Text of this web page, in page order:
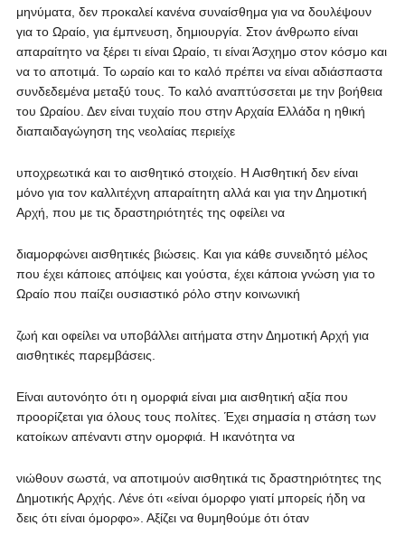
μηνύματα, δεν προκαλεί κανένα συναίσθημα για να δουλέψουν
για το Ωραίο, για έμπνευση, δημιουργία. Στον άνθρωπο είναι
απαραίτητο να ξέρει τι είναι Ωραίο, τι είναι Άσχημο στον κόσμο και
να το αποτιμά. Το ωραίο και το καλό πρέπει να είναι αδιάσπαστα
συνδεδεμένα μεταξύ τους. Το καλό αναπτύσσεται με την βοήθεια
του Ωραίου. Δεν είναι τυχαίο που στην Αρχαία Ελλάδα η ηθική
διαπαιδαγώγηση της νεολαίας περιείχε
υποχρεωτικά και το αισθητικό στοιχείο. Η Αισθητική δεν είναι
μόνο για τον καλλιτέχνη απαραίτητη αλλά και για την Δημοτική
Αρχή, που με τις δραστηριότητές της οφείλει να
διαμορφώνει αισθητικές βιώσεις. Και για κάθε συνειδητό μέλος
που έχει κάποιες απόψεις και γούστα, έχει κάποια γνώση για το
Ωραίο που παίζει ουσιαστικό ρόλο στην κοινωνική
ζωή και οφείλει να υποβάλλει αιτήματα στην Δημοτική Αρχή για
αισθητικές παρεμβάσεις.
Είναι αυτονόητο ότι η ομορφιά είναι μια αισθητική αξία που
προορίζεται για όλους τους πολίτες. Έχει σημασία η στάση των
κατοίκων απέναντι στην ομορφιά. Η ικανότητα να
νιώθουν σωστά, να αποτιμούν αισθητικά τις δραστηριότητες της
Δημοτικής Αρχής. Λένε ότι «είναι όμορφο γιατί μπορείς ήδη να
δεις ότι είναι όμορφο». Αξίζει να θυμηθούμε ότι όταν